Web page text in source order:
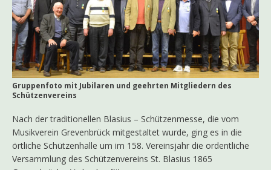
Gruppenfoto mit Jubilaren und geehrten Mitgliedern des
Schützenvereins
Nach der traditionellen Blasius – Schützenmesse, die vom
Musikverein Grevenbrück mitgestaltet wurde, ging es in die
örtliche Schützenhalle um im 158. Vereinsjahr die ordentliche
Versammlung des Schützenvereins St. Blasius 1865